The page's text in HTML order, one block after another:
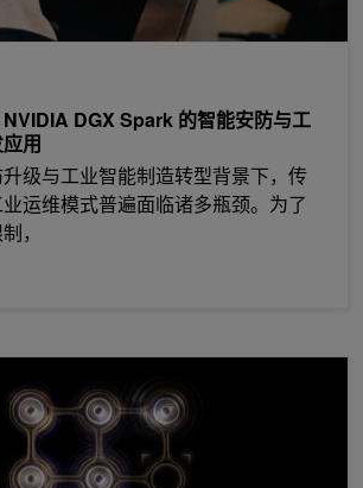
DGX Spark 的智能安防与工
用
级与工业智能制造转型背景下，传
运维模式普遍面临诸多瓶颈。为了
，
色彩代码逻辑错误率降低超过 300 倍